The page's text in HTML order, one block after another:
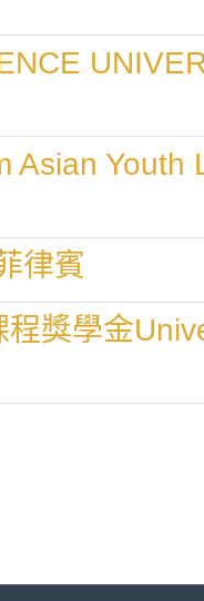
Asian Youth
律賓
獎學金